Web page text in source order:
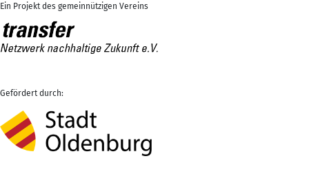
Ein Projekt des gemeinnützigen Vereins
Gefördert durch: